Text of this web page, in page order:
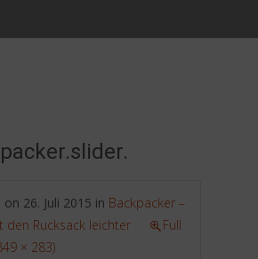
on 26. Juli 2015 in Backpacker –
den Rucksack leichter
Full
× 283)